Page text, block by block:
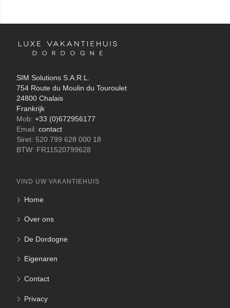
SIM Solutions S.A.R.L.
754 Route du Moulin du Touroulet
24800 Chalais
Frankrijk
Mob: +33 (0)672956177
Email: contact
Siret: 520 799 628 000 18
BTW: FR11520799628
VIND UW VAKANTIEHUIS
Home
Over ons
De Dordogne
Eigenaren
Contact
Privacy